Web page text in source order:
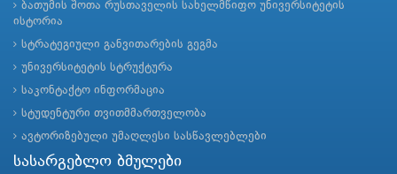
ბათუმის შოთა რუსთაველის სახელმწიფო უნივერსიტეტის
ისტორია
სტრატეგიული განვითარების გეგმა
უნივერსიტეტის სტრუქტურა
საკონტაქტო ინფორმაცია
სტუდენტური თვითმმართველობა
ავტორიზებული უმაღლესი სასწავლებლები
სასარგებლო ბმულები